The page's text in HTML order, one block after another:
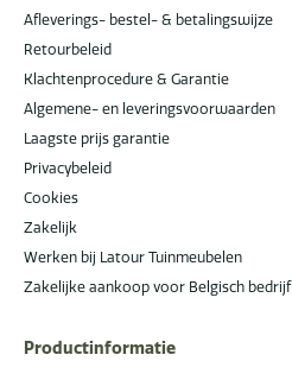
Afleverings- bestel- & betalingswijze
Retourbeleid
Klachtenprocedure & Garantie
Algemene- en leveringsvoorwaarden
Laagste prijs garantie
Privacybeleid
Cookies
Zakelijk
Werken bij Latour Tuinmeubelen
Zakelijke aankoop voor Belgisch bedrijf
Productinformatie